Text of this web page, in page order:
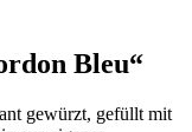
Bleu“
gewürzt, gefüllt mit